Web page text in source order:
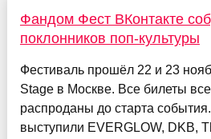
Фандом Фест ВКонтакте
поклонников поп-культуры
Фестиваль прошёл 22 и 23
Stage в Москве. Все билеты
распроданы до старта
выступили EVERGLOW, DKB,